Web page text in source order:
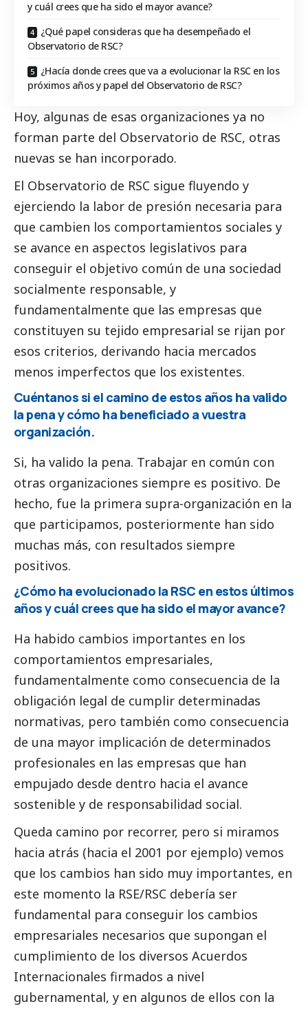
y cuál crees que ha sido el mayor avance?
¿Qué papel consideras que ha desempeñado el
Observatorio de RSC?
¿Hacía donde crees que va a evolucionar la RSC en los
próximos años y papel del Observatorio de RSC?
Hoy, algunas de esas organizaciones ya no
forman parte del Observatorio de RSC, otras
nuevas se han incorporado.
El Observatorio de RSC sigue fluyendo y
ejerciendo la labor de presión necesaria para
que cambien los comportamientos sociales y
se avance en aspectos legislativos para
conseguir el objetivo común de una sociedad
socialmente responsable, y
fundamentalmente que las empresas que
constituyen su tejido empresarial se rijan por
esos criterios, derivando hacia mercados
menos imperfectos que los existentes.
Cuéntanos si el camino de estos años ha valido
la pena y cómo ha beneficiado a vuestra
organización.
Si, ha valido la pena. Trabajar en común con
otras organizaciones siempre es positivo. De
hecho, fue la primera supra-organización en la
que participamos, posteriormente han sido
muchas más, con resultados siempre
positivos.
¿Cómo ha evolucionado la RSC en estos últimos
años y cuál crees que ha sido el mayor avance?
Ha habido cambios importantes en los
comportamientos empresariales,
fundamentalmente como consecuencia de la
obligación legal de cumplir determinadas
normativas, pero también como consecuencia
de una mayor implicación de determinados
profesionales en las empresas que han
empujado desde dentro hacia el avance
sostenible y de responsabilidad social.
Queda camino por recorrer, pero si miramos
hacia atrás (hacia el 2001 por ejemplo) vemos
que los cambios han sido muy importantes, en
este momento la RSE/RSC debería ser
fundamental para conseguir los cambios
empresariales necesarios que supongan el
cumplimiento de los diversos Acuerdos
Internacionales firmados a nivel
gubernamental, y en algunos de ellos con la